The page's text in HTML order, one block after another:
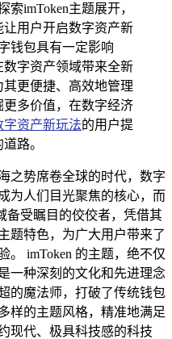
索imToken主题展开，
用户开启数字资产新
钱包具有一定影响
字资产领域带来全新
更便捷、高效地管理
多价值，在数字经济
字资产新玩法的用户提
路。
之势席卷全球的时代，数字
为人们目光聚焦的核心，而
备受瞩目的佼佼者，凭借其
题特色，为广大用户带来了
。 imToken 的主题，绝不仅
一种深刻的文化和先进理念
的魔法师，打破了传统钱包
样的主题风格，精准地满足
现代、极具科技感的科技